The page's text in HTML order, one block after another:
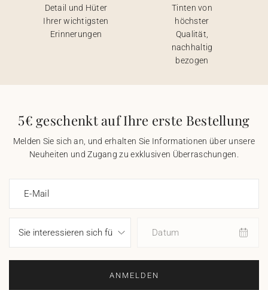
Detail und Hüter
Ihrer wichtigsten
Erinnerungen
Tinten von
höchster
Qualität,
nachhaltig
bezogen
5€ geschenkt auf Ihre erste Bestellung
Melden Sie sich an, und erhalten Sie Informationen über unsere
Neuheiten und Zugang zu exklusiven Überraschungen.
E-Mail
Datum
ANMELDEN